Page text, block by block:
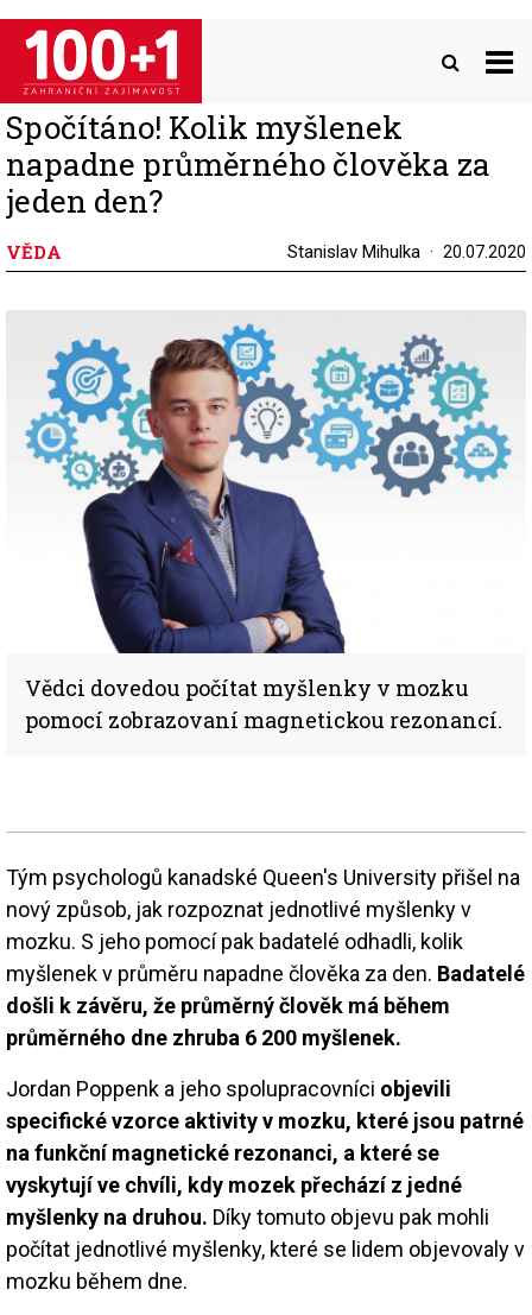
Přejít
hlavnímu
obsahu
Spočítáno! Kolik myšlenek
napadne průměrného člověka za
jeden den?
VĚDA Stanislav Mihulka 20.07.2020
Vědci dovedou počítat myšlenky v mozku
pomocí zobrazovaní magnetickou rezonancí.
Tým psychologů kanadské Queen's University přišel na
nový způsob, jak rozpoznat jednotlivé myšlenky v
mozku. S jeho pomocí pak badatelé odhadli, kolik
myšlenek v průměru napadne člověka za den. Badatelé
došli k závěru, že průměrný člověk má během
průměrného dne zhruba 6 200 myšlenek.
Jordan Poppenk a jeho spolupracovníci objevili
specifické vzorce aktivity v mozku, které jsou patrné
na funkční magnetické rezonanci, a které se
vyskytují ve chvíli, kdy mozek přechází z jedné
myšlenky na druhou. Díky tomuto objevu pak mohli
počítat jednotlivé myšlenky, které se lidem objevovaly v
mozku během dne.